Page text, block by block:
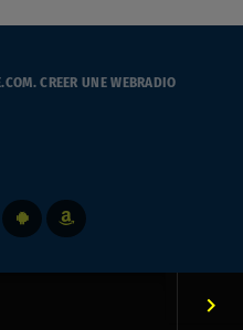
keyboard_arrow_right
CREER UNE WEBRADIO